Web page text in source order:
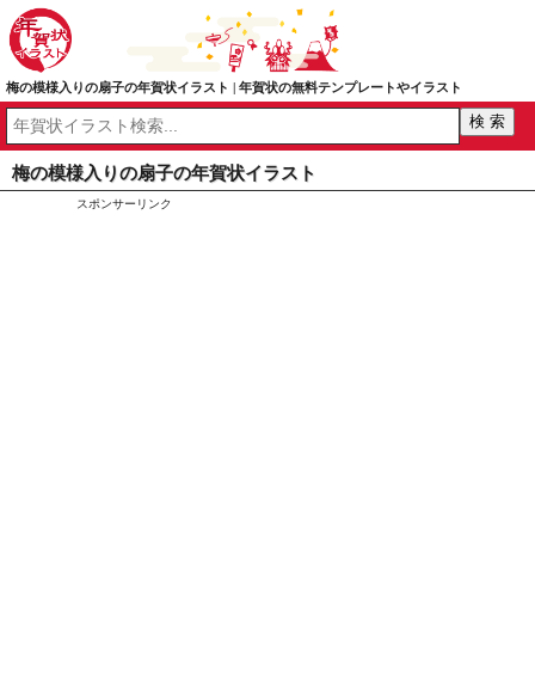
梅の模様入りの扇子の年賀状イラスト | 年賀状の無料テンプレートやイラスト
梅の模様入りの扇子の年賀状イラスト
スポンサーリンク